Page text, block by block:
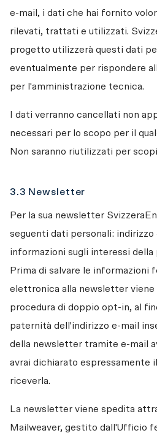
e-mail, i dati che hai fornito
rilevati, trattati e utilizzati.
progetto utilizzerà questi dati
eventualmente per rispondere
per l'amministrazione tecnica.
I dati verranno cancellati non
necessari per lo scopo per il
Non saranno riutilizzati per
3.3 Newsletter
Per la sua newsletter
seguenti dati personali: indirizzo
informazioni sugli interessi della
Prima di salvare le informazioni
elettronica alla newsletter
procedura di doppio opt-in, al
paternità dell'indirizzo e-mail
della newsletter tramite e-mail
avrai dichiarato espressamente
riceverla.
La newsletter viene spedita
Mailweaver, gestito dall'Ufficio